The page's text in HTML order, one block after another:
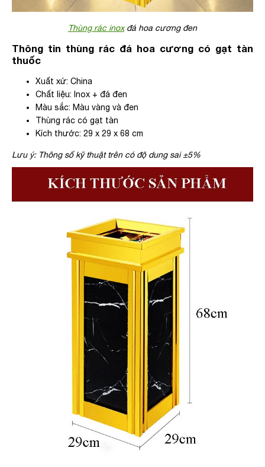
Thùng rác inoxđá hoa cương đen
Thông tin thùng rác đá hoa cương có gạt tàn
thuốc
Xuất xứ: China
Chất liệu: Inox + đá đen
Màu sắc: Màu vàng và đen
Thùng rác có gạt tàn
Kích thước: 29 x 29 x 68 cm
Lưu ý: Thông số kỹ thuật trên có độ dung sai ±5%